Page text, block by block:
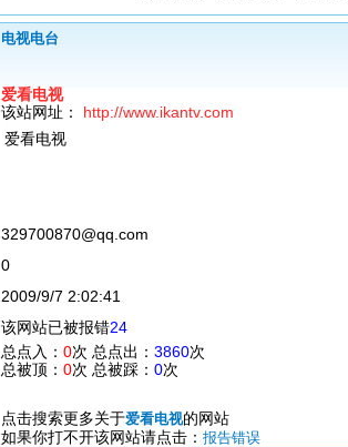
电视电台
爱看电视
该站网址： http://www.ikantv.com
爱看电视
329700870@qq.com
0
2009/9/7 2:02:41
该网站已被报错24
总点入： 0次 总点出： 3860次
总被顶： 0次 总被踩： 0次
点击搜索更多关于爱看电视的网站
如果你打不开该网站请点击： 报告错误